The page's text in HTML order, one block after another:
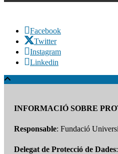
Facebook
Twitter
Instagram
Linkedin
INFORMACIÓ SOBRE
Responsable: Fundació
Delegat de Protecció de Dades